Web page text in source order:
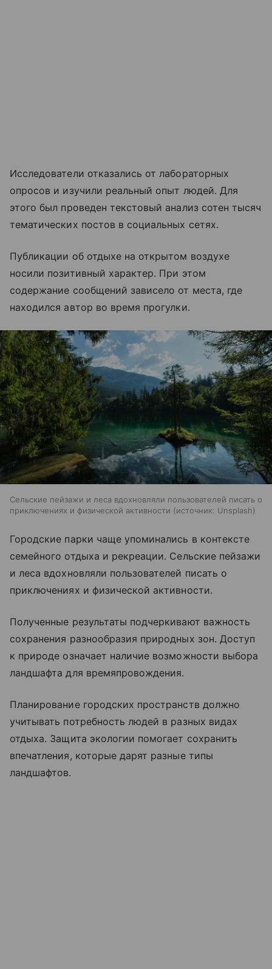
Исследователи отказались от лабораторных
опросов и изучили реальный опыт людей. Для
этого был проведен текстовый анализ сотен тысяч
тематических постов в социальных сетях.
Публикации об отдыхе на открытом воздухе
носили позитивный характер. При этом
содержание сообщений зависело от места, где
находился автор во время прогулки.
Сельские пейзажи и леса вдохновляли пользователей писать о
приключениях и физической активности
источник: Unsplash
Городские парки чаще упоминались в контексте
семейного отдыха и рекреации. Сельские пейзажи
и леса вдохновляли пользователей писать о
приключениях и физической активности.
Полученные результаты подчеркивают важность
сохранения разнообразия природных зон. Доступ
к природе означает наличие возможности выбора
ландшафта для времяпровождения.
Планирование городских пространств должно
учитывать потребность людей в разных видах
отдыха. Защита экологии помогает сохранить
впечатления, которые дарят разные типы
ландшафтов.